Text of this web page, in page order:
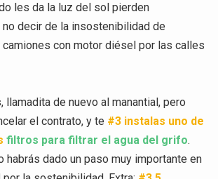
les da la luz del sol pierden
decir de la insostenibilidad de
camiones con motor diésel por las calles
llamadita de nuevo al manantial, pero
el contrato, y te #3 instalas uno de
filtros para filtrar el agua del grifo.
habrás dado un paso muy importante en